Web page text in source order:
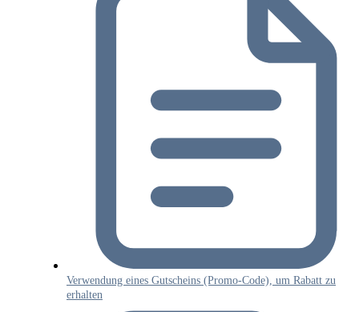
Verwendung eines Gutscheins (Promo‑Code), um Rabatt zu
erhalten